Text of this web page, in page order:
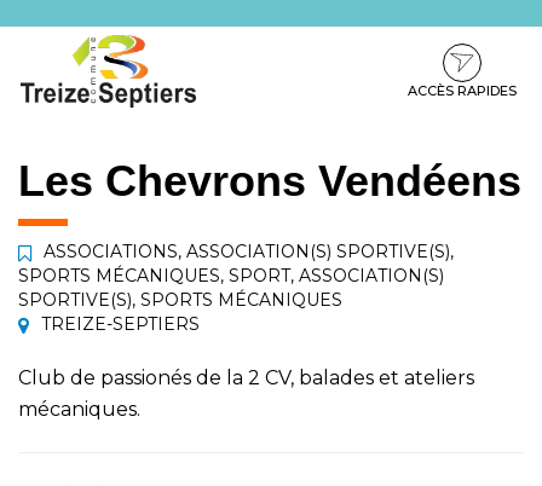
contenu
pied
ACCÈS RAPIDES
Les Chevrons Vendéens
ASSOCIATIONS, ASSOCIATION(S) SPORTIVE(S),
SPORTS MÉCANIQUES, SPORT, ASSOCIATION(S)
SPORTIVE(S), SPORTS MÉCANIQUES
TREIZE-SEPTIERS
Club de passionés de la 2 CV, balades et ateliers
mécaniques.